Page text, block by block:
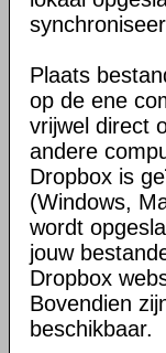
Plaats
op de ene
vrijwel direct
andere
Dropbox is
(Windows,
wordt
jouw
Dropbox
Bovendien
beschikbaar.